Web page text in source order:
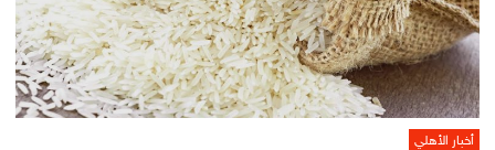
أخبار الأهلي